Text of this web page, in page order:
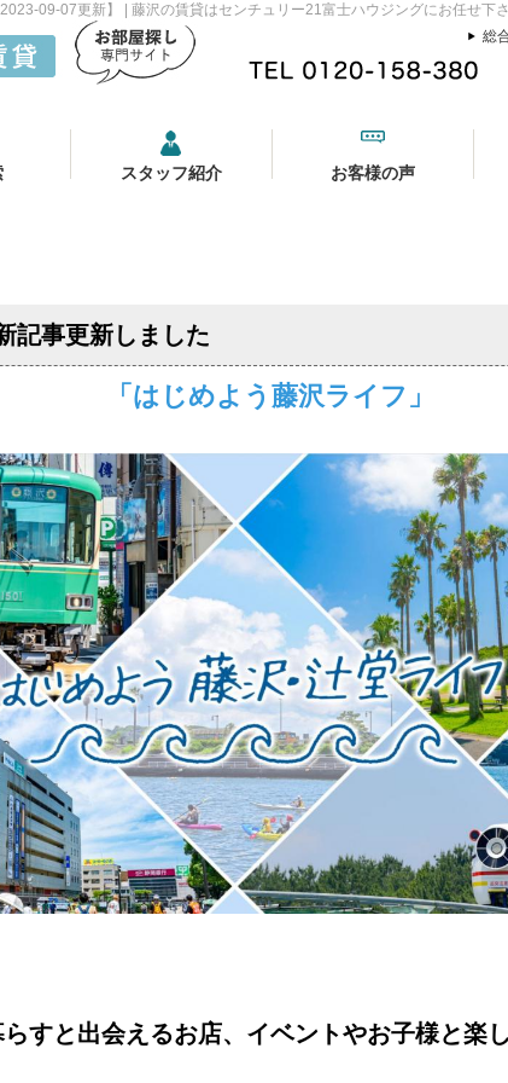
09-07更新】 | 藤沢の賃貸はセンチュリー21富士ハウジングにお任せ下さ
総
スタッフ紹介 お客様の声
記事更新しました
「はじめよう藤沢ライフ」
すと出会えるお店、イベントやお子様と楽